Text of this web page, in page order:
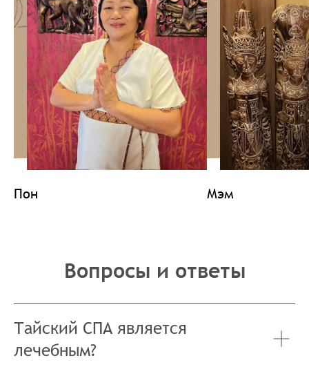
Пон Мэм
Вопросы и ответы
Тайский СПА является
лечебным?